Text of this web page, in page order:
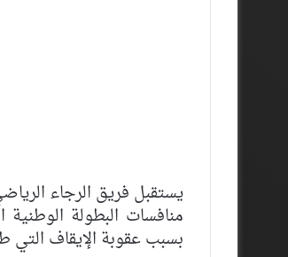
يستقبل فريق الرجاء
منافسات البطولة الوطنية
بسبب عقوبة الإيقاف التي